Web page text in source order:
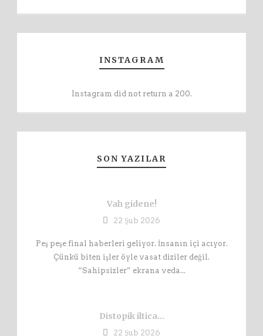
INSTAGRAM
Instagram did not return a 200.
SON YAZILAR
Vah gidene!
22 Şub 2026
Peş peşe final haberleri geliyor. İnsanın içi acıyor.
Çünkü biten işler öyle vasat diziler değil.
“Sahipsizler” ekrana veda...
Distopik iltica…
22 Şub 2026